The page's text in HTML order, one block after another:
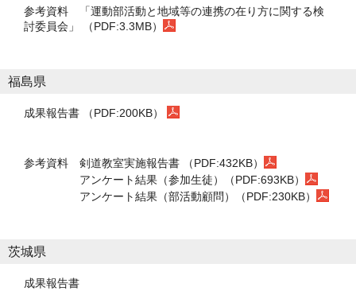
参考資料
「運動部活動と地域等の連携の在り方に関する検
討委員会」 （PDF:3.3MB）
福島県
成果報告書 （PDF:200KB）
参考資料 剣道教室実施報告書 （PDF:432KB）
アンケート結果（参加生徒）（PDF:693KB）
アンケート結果（部活動顧問）（PDF:230KB）
茨城県
成果報告書